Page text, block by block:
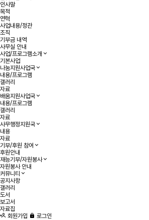
인사말
목적
연혁
사업내용/정관
조직
기부금 내역
사무실 안내
사업/프로그램소개
기본사업
나눔지원사업국
내용/프로그램
갤러리
자료
배움지원사업국
내용/프로그램
갤러리
자료
사무행정지원국
내용
자료
기부/후원 참여
후원안내
재능기부/자원봉사
자원봉사 안내
커뮤니티
공지사항
갤러리
도서
보고서
자료집
회원가입
로그인